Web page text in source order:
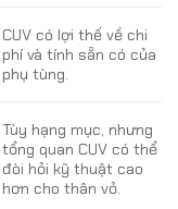
CUV có lợi thế về chi
phí và tính sẵn có của
phụ tùng.
Tùy hạng mục, nhưng
tổng quan CUV có thể
đòi hỏi kỹ thuật cao
hơn cho thân vỏ.